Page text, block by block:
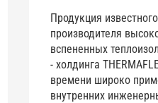
Продукция
производителя
вспененных
- холдинга
времени широко
внутренних